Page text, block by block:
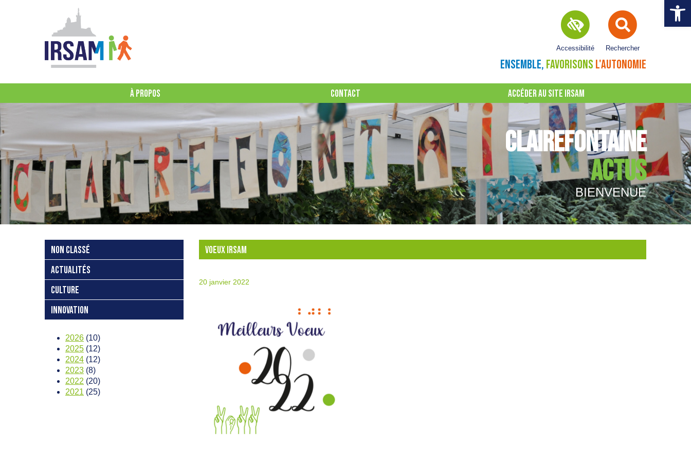
Ouvrir
Rechercher
Accessibilité
ENSEMBLE, FAVORISONS L'AUTONOMIE
À PROPOS CONTACT ACCÉDER AU SITE IRSAM
CLAIREFONTAINE
ACTUS
BIENVENUE
NON CLASSÉ
ACTUALITÉS
CULTURE
INNOVATION
2026 (10)
2025 (12)
2024 (12)
2023 (8)
2022 (20)
2021 (25)
VOEUX IRSAM
20 janvier 2022